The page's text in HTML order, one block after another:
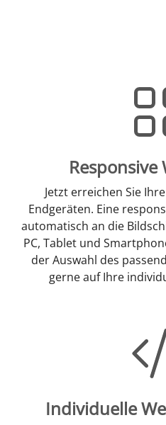
Responsive
Jetzt erreichen Sie
Endgeräten. Eine
automatisch an die
PC, Tablet und
der Auswahl des
gerne auf Ihre
Individuelle